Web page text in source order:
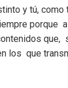
y tú, como
porque
que,
los que